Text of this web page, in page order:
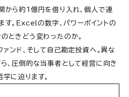
から約1億円を借り入れ、個人で連
す。Excelの数字、パワーポイントの
ときどう変わったのか。
ァンド、そして自己勘定投資へ。異な
、圧倒的な当事者として経営に向き
に迫ります。